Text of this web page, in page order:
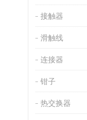
接触器
滑触线
连接器
钳子
热交换器